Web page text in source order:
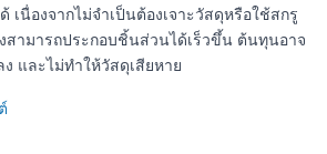
เนื่องจากไม่จำเป็นต้องเจาะวัสดุหรือใช้สกรู
สามารถประกอบชิ้นส่วนได้เร็วขึ้น ต้นทุนอาจ
ง และไม่ทำให้วัสดุเสียหาย